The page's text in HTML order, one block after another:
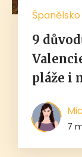
Španělsko
9
pláže i
7